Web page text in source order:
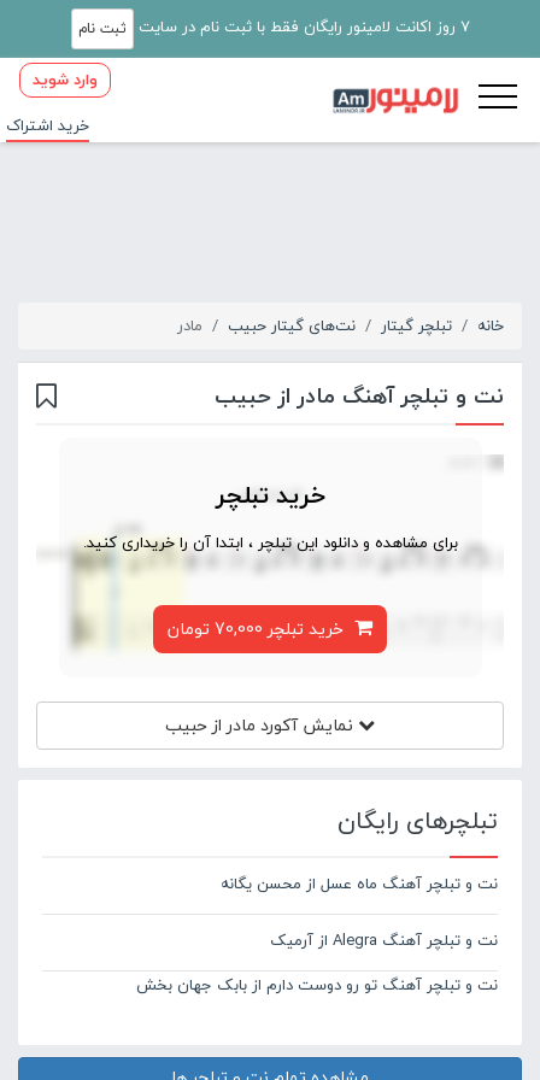
7 روز اکانت لامینور رایگان فقط با ثبت نام در سایت ثبت نام
وارد شوید
خرید اشتراک
خانه تبلچر گیتار نت‌های گیتار حبیب مادر
نت و تبلچر آهنگ مادر از حبیب
خرید تبلچر
برای مشاهده و دانلود این تبلچر ، ابتدا آن را خریداری کنید.
مادر از حبیب
تبلچرهای رایگان
نت و تبلچر آهنگ ماه عسل از محسن یگانه
نت و تبلچر آهنگ Alegra از آرمیک
نت و تبلچر آهنگ تو رو دوست دارم از بابک جهان بخش